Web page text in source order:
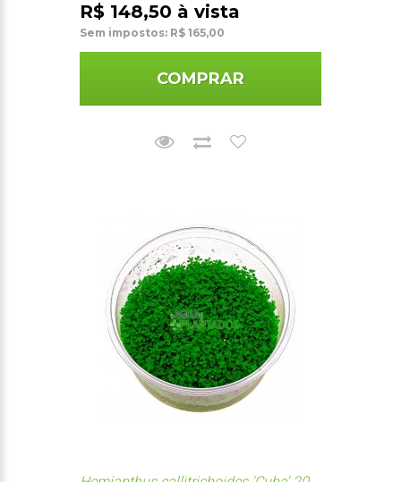
R$ 148,50 à vista
Sem impostos: R$ 165,00
COMPRAR